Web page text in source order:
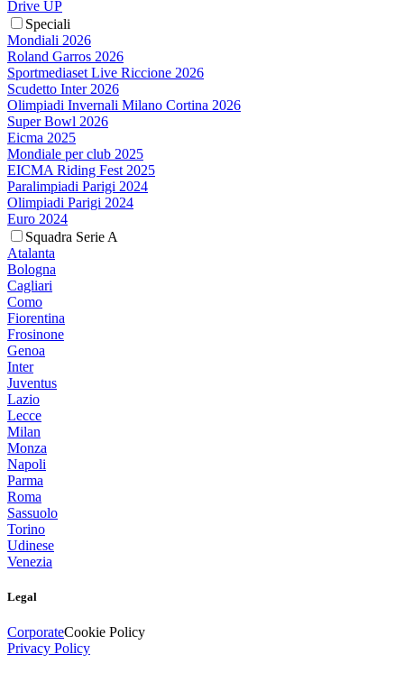
Drive UP
Speciali
Mondiali 2026
Roland Garros 2026
Sportmediaset Live Riccione 2026
Scudetto Inter 2026
Olimpiadi Invernali Milano Cortina 2026
Super Bowl 2026
Eicma 2025
Mondiale per club 2025
EICMA Riding Fest 2025
Paralimpiadi Parigi 2024
Olimpiadi Parigi 2024
Euro 2024
Squadra Serie A
Atalanta
Bologna
Cagliari
Como
Fiorentina
Frosinone
Genoa
Inter
Juventus
Lazio
Lecce
Milan
Monza
Napoli
Parma
Roma
Sassuolo
Torino
Udinese
Venezia
Legal
CorporateCookie Policy
Privacy Policy